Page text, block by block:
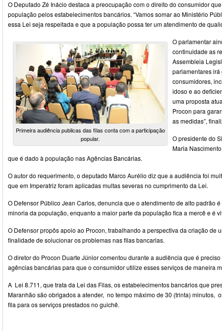
O Deputado Zé Inácio destaca a preocupação com o direito do consumidor
população pelos estabelecimentos bancários. “Vamos somar ao Ministério
essa Lei seja respeitada e que a população possa ter um atendimento de
Primeira audiência publicas das filas conta com a participação
popular.
O parlamentar
continuidade as
Assembleia
parlamentares
consumidores,
idoso e ao
uma proposta
Procon para
as medidas”,
O presidente do
Maria
que é dado à população nas Agências Bancárias.
O autor do requerimento, o deputado Marco Aurélio diz que a audiência foi
que em Imperatriz foram aplicadas multas severas no cumprimento da Lei.
O Defensor Público Jean Carlos, denuncia que o atendimento de alto padrão
minoria da população, enquanto a maior parte da população fica a mercê e é
O Defensor propôs apoio ao Procon, trabalhando a perspectiva da criação de
finalidade de solucionar os problemas nas filas bancarias.
O diretor do Procon Duarte Júnior comentou durante a audiência que é
agências bancárias para que o consumidor utilize esses serviços de maneira
A Lei 8.711, que trata da Lei das Filas, os estabelecimentos bancários que
Maranhão são obrigados a atender, no tempo máximo de 30 (trinta) minutos,
fila para os serviços prestados no guichê.